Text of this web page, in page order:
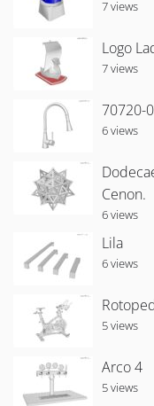
7 views
Logo
7 views
70720-
6 views
Cenon.
6 views
Lila
6 views
5 views
Arco 4
5 views